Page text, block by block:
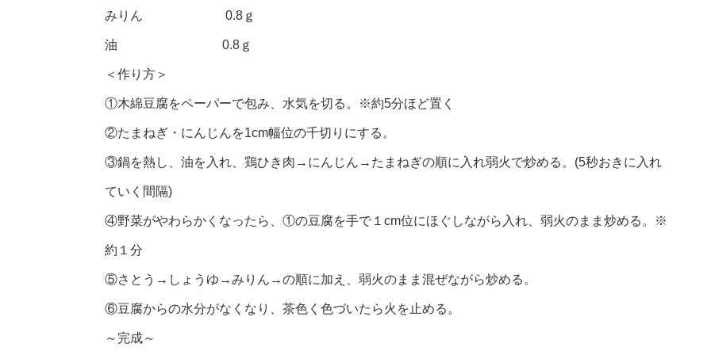
みりん 0.8ｇ
油 0.8ｇ
＜作り方＞
①木綿豆腐をペーパーで包み、水気を切る。※約5分ほど置く
②たまねぎ・にんじんを1cm幅位の千切りにする。
③鍋を熱し、油を入れ、鶏ひき肉→にんじん→たまねぎの順に入れ弱火で炒める。(5秒おきに入れ
ていく間隔)
④野菜がやわらかくなったら、①の豆腐を手で１cm位にほぐしながら入れ、弱火のまま炒める。※
約１分
⑤さとう→しょうゆ→みりん→の順に加え、弱火のまま混ぜながら炒める。
⑥豆腐からの水分がなくなり、茶色く色づいたら火を止める。
～完成～